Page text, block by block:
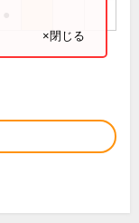
×閉じる